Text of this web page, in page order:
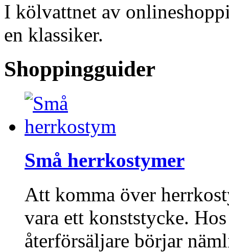
I kölvattnet av
en klassiker.
Shoppingguider
Små herrkostymer
Att komma över
vara ett konststycke.
återförsäljare börjar